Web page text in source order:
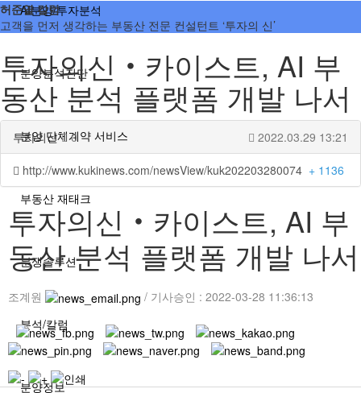
AI분양/투자분석
분양분석진단
분양 단체계약 서비스
부동산 재태크
분쟁솔루션
분석/칼럼
분양정보
허준열 칼럼
고객을 먼저 생각하는 부동산 전문 컨설턴트 ‘투자의 신’
투자의신‧카이스트, AI 부
동산 분석 플랫폼 개발 나서
투자의신 0 2022.03.29 13:21
http://www.kukinews.com/newsView/kuk202203280074 + 1136
투자의신‧카이스트, AI 부
동산 분석 플랫폼 개발 나서
조계원 / 기사승인 : 2022-03-28 11:36:13